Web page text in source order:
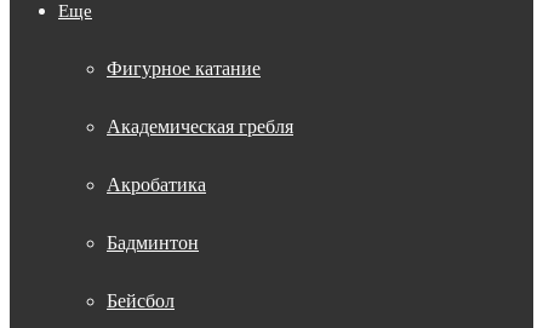
Еще
Фигурное катание
Академическая гребля
Акробатика
Бадминтон
Бейсбол